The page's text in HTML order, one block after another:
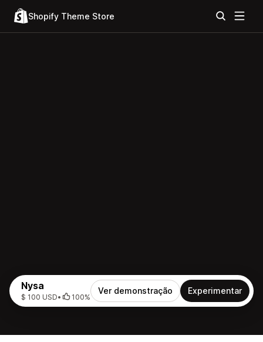
Shopify Theme Store
Nysa
$ 100 USD• 100%
Ver demonstração Experimentar